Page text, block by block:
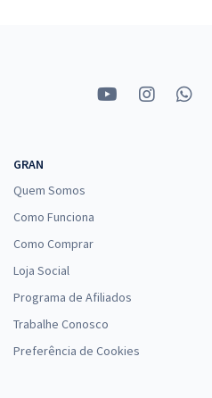
GRAN
Quem Somos
Como Funciona
Como Comprar
Loja Social
Programa de Afiliados
Trabalhe Conosco
Preferência de Cookies